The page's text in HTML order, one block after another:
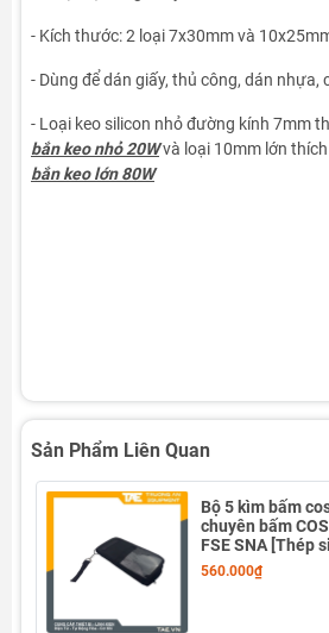
- Kích thước: 2 loại 7x30mm và
- Dùng để dán giấy, thủ công, dán nhựa,
- Loại keo silicon nhỏ đường kính 7mm
bắn keo nhỏ 20Wvà loại 10mm lớn
bắn keo lớn 80W
Sản Phẩm Liên Quan
Bộ 5 kìm bấm
chuyên bấm
FSE SNA [Thép
560.000₫